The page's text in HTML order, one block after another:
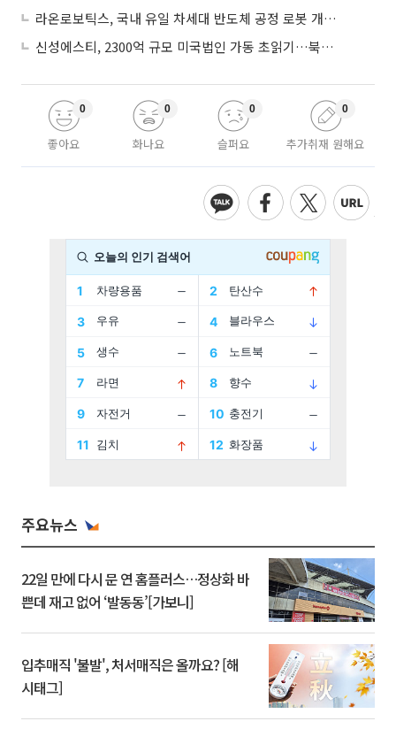
라온로보틱스, 국내 유일 차세대 반도체 공정 로봇 개발 ‘고객사 테스트 진행’
신성에스티, 2300억 규모 미국법인 가동 초읽기…북미 ESS 공략 본격화
좋아요
0
화나요
0
슬퍼요
0
추가취재 원해요
0
주요뉴스
22일 만에 다시 문 연 홈플러스…정상화 바
쁜데 재고 없어 ‘발동동’[가보니]
입추매직 '불발', 처서매직은 올까요? [해
시태그]